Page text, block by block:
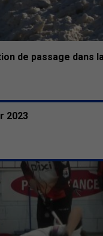
de passage dans
2023